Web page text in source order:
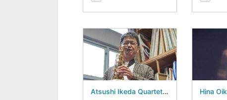
Atsushi Ikeda Quartet New Album “Weaver of Dreams”Release Live - August 18, 2026 -